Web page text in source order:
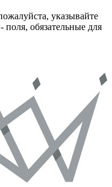
указывайте
поля, обязательные для